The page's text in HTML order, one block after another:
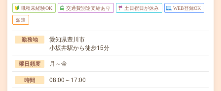
職種未経験OK 交通費別途支給あり 土日祝日が休み WEB登録OK
派遣
勤務地
愛知県豊川市
小坂井駅から徒歩15分
曜日頻度 月～金
時間 08:00～17:00